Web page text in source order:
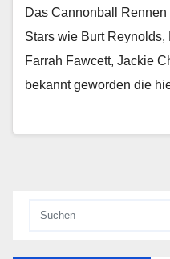
Das Cannonball
Stars wie Burt
Farrah Fawcett, Jackie
bekannt geworden die